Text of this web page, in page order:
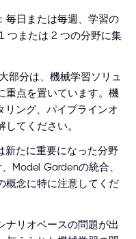
毎日または毎週、学習の
つまたは 2 つの分野に集
部分は、機械学習ソリュ
重点を置いています。機
ング、パイプラインオ
てください。
新たに重要になった分野
Model Gardenの統合、
概念に特に注意してくだ
ナリオベースの問題が出